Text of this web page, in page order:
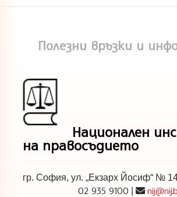
Полезни връзки и
Национален
на правосъдието
гр. София, ул. „Екзарх Йосиф“ №
02 935 9100